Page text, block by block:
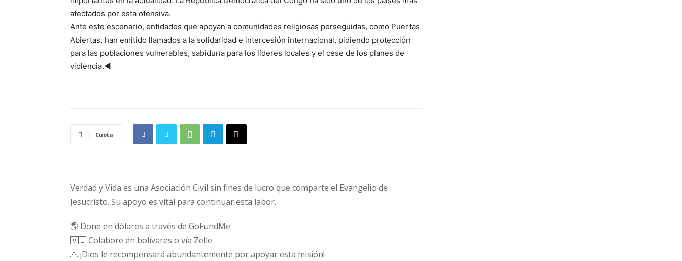
afectados por esta ofensiva.
Ante este escenario, entidades que apoyan a comunidades religiosas perseguidas, como Puertas
Abiertas, han emitido llamados a la solidaridad e intercesión internacional, pidiendo protección
para las poblaciones vulnerables, sabiduría para los líderes locales y el cese de los planes de
violencia.◄
Cuota
Verdad y Vida es una Asociación Civil sin fines de lucro que comparte el Evangelio de
Jesucristo. Su apoyo es vital para continuar esta labor.
🌎 Done en dólares a través de GoFundMe
🇻🇪 Colabore en bolívares o vía Zelle
🙏 ¡Dios le recompensará abundantemente por apoyar esta misión!